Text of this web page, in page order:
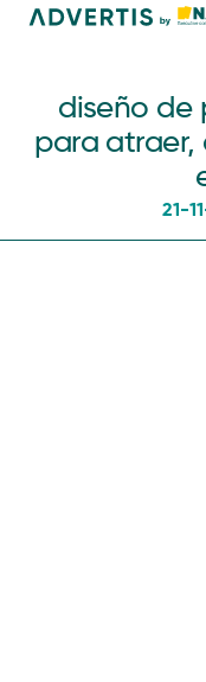
diseño de
para atraer,
21-